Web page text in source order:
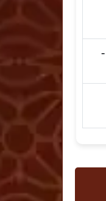
٠٧ - ٢٠٢٦ -